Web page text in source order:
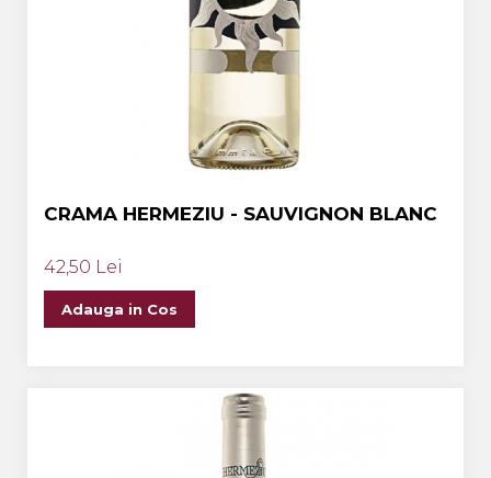
CRAMA HERMEZIU - SAUVIGNON BLANC
42,50 Lei
Adauga in Cos